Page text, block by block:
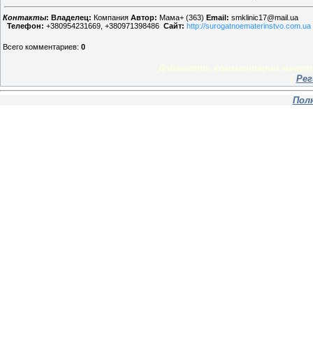
Контакты: Владелец: Компания Автор: Мама+ (363) Email: smklinic17@mail.ua
Телефон: +380954231669, +380971398486 Сайт: http://surogatnoematerinstvo.com.ua
Всего комментариев: 0